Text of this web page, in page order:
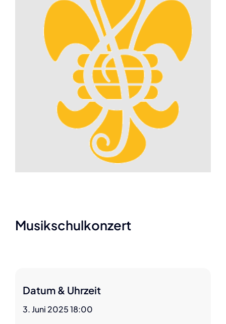
Musikschulkonzert
Datum & Uhrzeit
3. Juni 2025 18:00